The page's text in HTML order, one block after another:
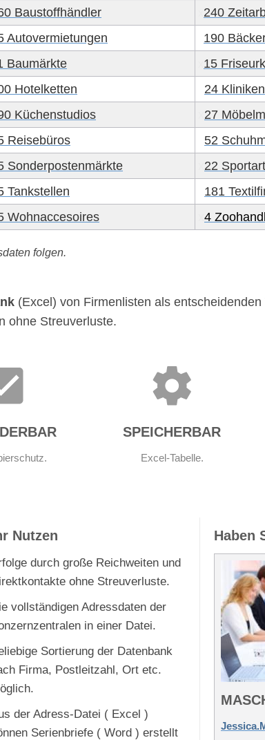
Baustoffhändler
240
Autovermietungen 190
Baumärkte
15
Hotelketten
24 Kliniken
Küchenstudios
27
Reisebüros
52
Sonderpostenmärkte
22
Tankstellen
181
Wohnaccesoires 4
folgen.
(Excel) von Firmenlisten als
ohne Streuverluste.
SPEICHERBAR
Excel-Tabelle.
Nutzen
durch große Reichweiten und
ohne Streuverluste.
vollständigen Adressdaten der
in einer Datei.
Sortierung der Datenbank
Firma, Postleitzahl, Ort etc.
der Adress-Datei ( Excel )
Serienbriefe ( Word ) erstellt
Haben